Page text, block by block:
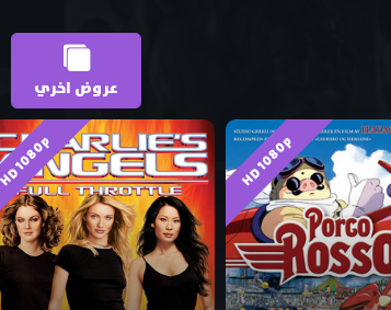
عروض اخري
HD 1080p
1080p